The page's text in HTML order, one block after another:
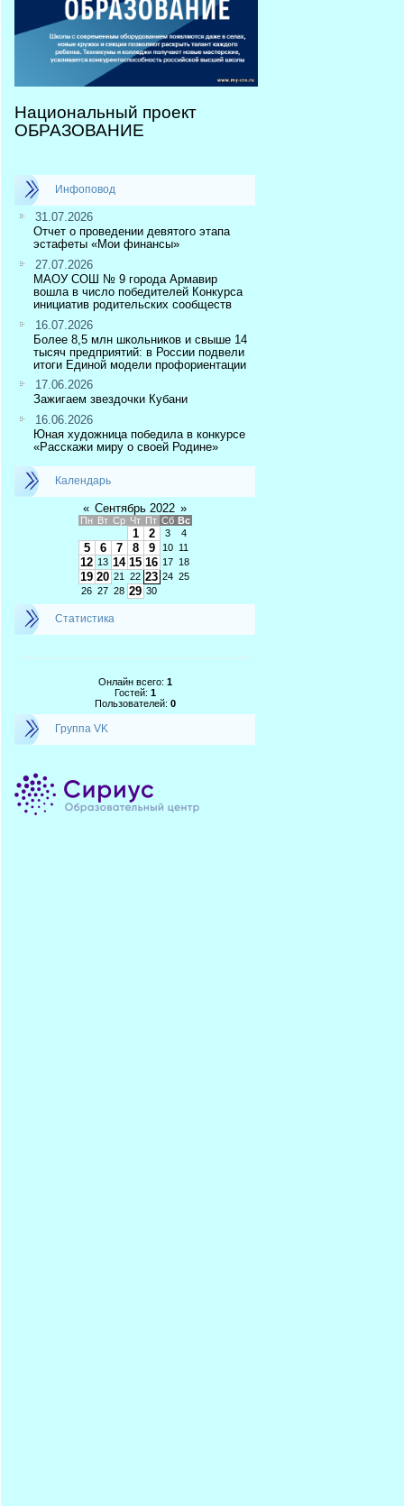
Национальный проект
ОБРАЗОВАНИЕ
Инфоповод
31.07.2026
Отчет о проведении девятого этапа
эстафеты «Мои финансы»
27.07.2026
МАОУ СОШ № 9 города Армавир
вошла в число победителей Конкурса
инициатив родительских сообществ
16.07.2026
Более 8,5 млн школьников и свыше 14
тысяч предприятий: в России подвели
итоги Единой модели профориентации
17.06.2026
Зажигаем звездочки Кубани
16.06.2026
Юная художница победила в конкурсе
«Расскажи миру о своей Родине»
Календарь
« Сентябрь 2022 »
Пн Вт Ср Чт Пт Сб Вс
1 2 3 4
5 6 7 8 9 10 11
12 13 14 15 16 17 18
19 20 21 22 23 24 25
26 27 28 29 30
Статистика
Онлайн всего: 1
Гостей: 1
Пользователей: 0
Группа VK